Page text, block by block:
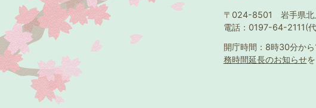
〒024-8501 岩手県北
電話：0197-64-2111(
開庁時間：8時30分か
務時間延長のお知らせ